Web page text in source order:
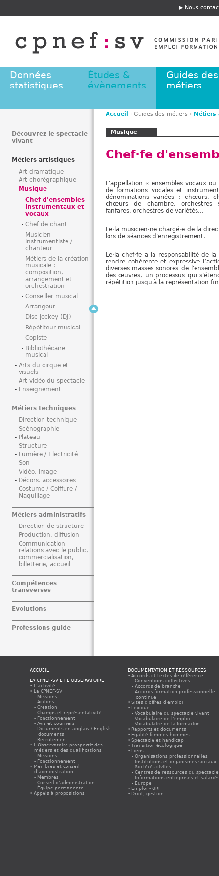
E
t
ê
e
Nous
Données
statistiques
Études &
évènements
Guides des
métiers
s
e
s
i
i
Accueil › Guides des métiers › Métiers
Musique
Chef·fe
L'appellation « ensembles vocaux
de formations vocales et
dénominations variées : chœurs,
chœurs de chambre, orchestres
fanfares, orchestres de variétés...
Le·la musicien·ne chargé·e de la
lors de séances d'enregistrement.
Le·la chef·fe a la responsabilité de
rendre cohérente et expressive
diverses masses sonores de
des œuvres, un processus qui
répétition jusqu'à la représentation
Découvrez le spectacle
vivant
Métiers artistiques
Art dramatique
Art chorégraphique
Musique
Chef d'ensembles
instrumentaux et
vocaux
Chef de chant
Musicien
instrumentiste /
chanteur
Métiers de la création
musicale :
composition,
arrangement et
orchestration
Conseiller musical
Arrangeur
Disc-jockey (DJ)
Répétiteur musical
Copiste
Bibliothécaire
musical
Arts du cirque et
visuels
Art vidéo du spectacle
Enseignement
Métiers techniques
Direction technique
Scénographie
Plateau
Structure
Lumière / Electricité
Son
Vidéo, image
Décors, accessoires
Costume / Coiffure /
Maquillage
Métiers administratifs
Direction de structure
Production, diffusion
Communication,
relations avec le public,
commercialisation,
billetterie, accueil
Compétences
transverses
Evolutions
Professions guide
ACCUEIL
LA CPNEF-SV ET L’OBSERVATOIRE
L’activité
La CPNEF-SV
Missions
Actions
Création
Champs et représentativité
Fonctionnement
Avis et courriers
Documents en anglais / English
documents
Recrutement
L’Observatoire prospectif des
métiers et des qualifications
Missions
Fonctionnement
Membres et conseil
d’administration
Membres
Conseil d’administration
Équipe permanente
Appels à propositions
DOCUMENTATION ET RESSOURCES
Accords et textes de référence
Conventions collectives
Accords de branche
Accords formation professionnelle
continue
Sites d'offres d'emploi
Lexique
Vocabulaire du spectacle vivant
Vocabulaire de l’emploi
Vocabulaire de la formation
Rapports et documents
Egalité femmes hommes
Spectacle et handicap
Transition écologique
Liens
Organisations professionnelles
Institutions et organismes sociaux
Sociétés civiles
Centres de ressources du spectacle
Informations entreprises et
Europe
Emploi - GRH
Droit, gestion